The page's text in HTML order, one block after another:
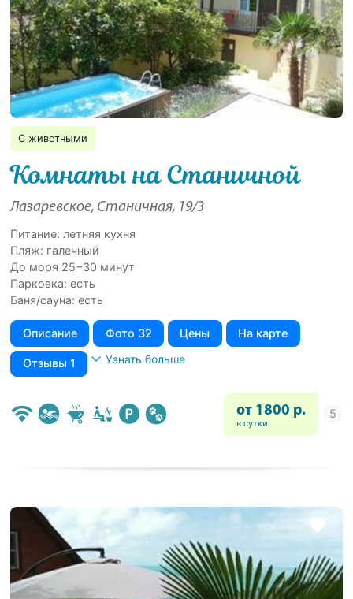
С животными
Комнаты на Станичной
Лазаревское, Станичная, 19/3
Питание: летняя кухня
Пляж: галечный
До моря 25−30 минут
Парковка: есть
Баня/сауна: есть
Описание Фото 32 Цены На карте
Отзывы 1 Узнать больше
от 1800 р.
в сутки